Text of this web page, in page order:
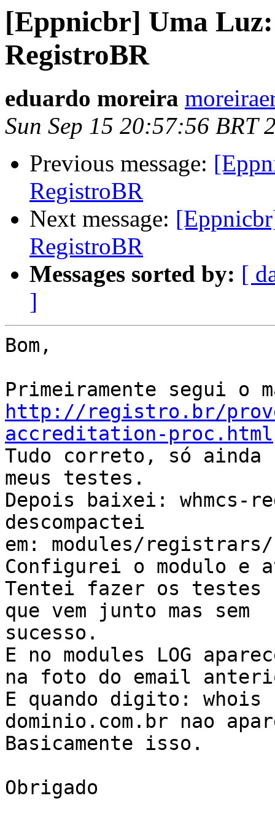
[Eppnicbr] Uma
RegistroBR
eduardo moreira
Sun Sep 15 20:57:56 BRT
Previous message:
RegistroBR
Next message:
RegistroBR
Messages sorted by: [
]
Bom,
http://registro.br/
accreditation-proc.html
Tudo correto, só ainda
meus testes.
Depois baixei: whmcs-
descompactei
em: modules/
Configurei o modulo e
Tentei fazer os testes
que vem junto mas sem
sucesso.
E no modules LOG
na foto do email
E quando digito:
dominio.com.br nao
Basicamente isso.
Obrigado